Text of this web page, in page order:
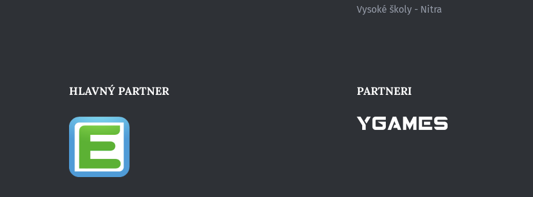
Vysoké školy - Nitra
HLAVNÝ PARTNER PARTNERI